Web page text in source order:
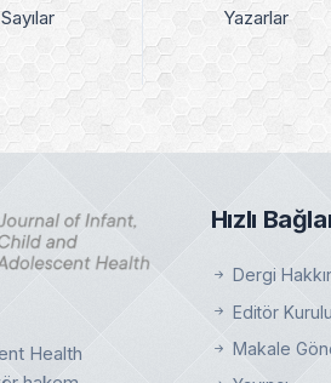
Sayılar Yazarlar
Health
Hızlı
Dergi
Editör Kurulu
Makale